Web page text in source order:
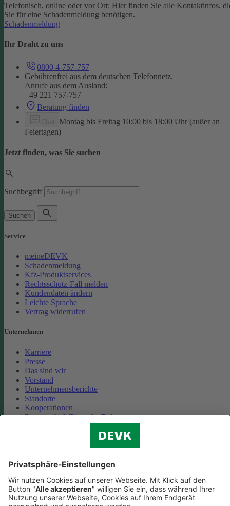
Telefonisch, online oder vor Ort: Hier finden Sie alle Kontaktinfos,
Sie für eine Schadenmeldung benötigen.
Schadenmeldung
Ihr Draht zu uns
0800 4-757-757
Gebührenfrei aus dem deutschen Telefonnetz.
Anrufe aus dem Ausland:
+49 221 757-757
Beratung finden
Montag bis Freitag 10:00 bis 18:00 Uhr (außer an
Feiertagen)
Jetzt finden, was Sie suchen
Suchbegriff
Suchen
Service
meineDEVK
Schadenmeldung
Kfz-Produktservices
Rechtsschutz-Fall melden
Kundendaten ändern
Leichte Sprache
Vertrag widerrufen
Unternehmen
Karriere
Presse
Das sind wir
Vorstand
Unternehmensberichte
Standorte
Kooperationen
Partnerschaft Deutsche Bahn
Cookie-Einstellungen